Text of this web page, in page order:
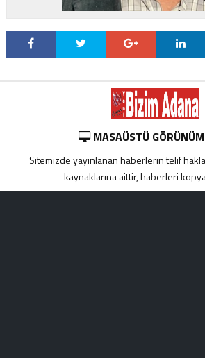
MASAÜSTÜ
Sitemizde yayınlanan haberlerin telif
kaynaklarına aittir, haberleri